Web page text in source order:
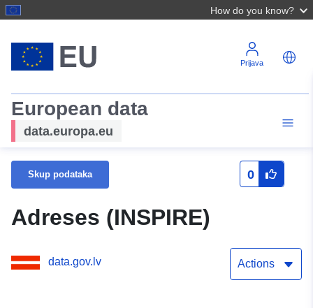
How do you know?
Prijava
European data
data.europa.eu
Skup podataka 0
Adreses (INSPIRE)
data.gov.lv Actions